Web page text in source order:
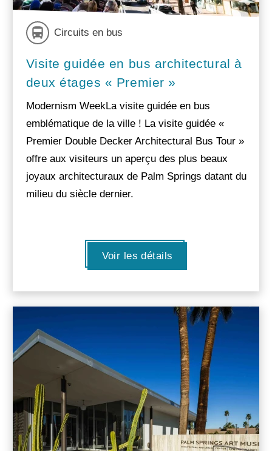
Circuits en bus
Visite guidée en bus architectural à
deux étages « Premier »
Modernism WeekLa visite guidée en bus
emblématique de la ville ! La visite guidée «
Premier Double Decker Architectural Bus Tour »
offre aux visiteurs un aperçu des plus beaux
joyaux architecturaux de Palm Springs datant du
milieu du siècle dernier.
Voir les détails